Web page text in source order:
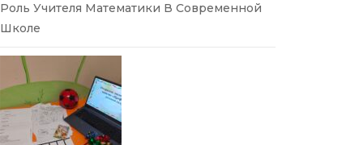
Роль Учителя Математики В Современной
Школе